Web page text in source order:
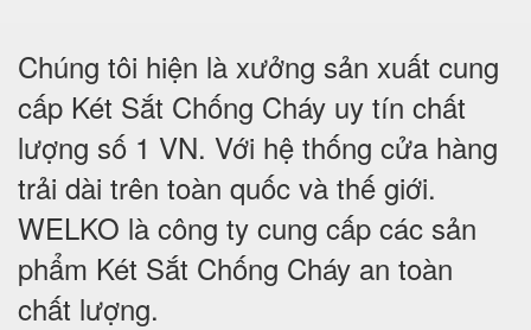
Chúng tôi hiện là xưởng sản xuất cung
cấp Két Sắt Chống Cháy uy tín chất
lượng số 1 VN. Với hệ thống cửa hàng
trải dài trên toàn quốc và thế giới.
WELKO là công ty cung cấp các sản
phẩm Két Sắt Chống Cháy an toàn
chất lượng.